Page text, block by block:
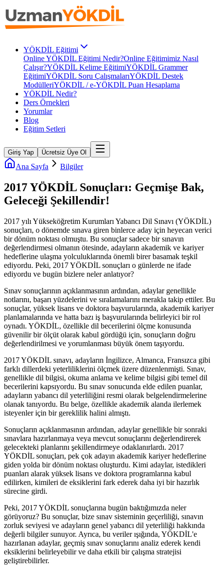
YÖKDİL Eğitimi
Online YÖKDİL Eğitimi Nedir?Online Eğitimimiz Nasıl
Çalışır?YÖKDİL Kelime EğitimiYÖKDİL Grammer
EğitimiYÖKDİL Soru ÇalışmalarıYÖKDİL Destek
ModülleriYÖKDİL / e-YÖKDİL Puan Hesaplama
YÖKDİL Nedir?
Ders Örnekleri
Yorumlar
Blog
Eğitim Setleri
Giriş Yap Ücretsiz Üye Ol
Ana Sayfa Bilgiler
2017 YÖKDİL Sonuçları: Geçmişe Bak,
Geleceği Şekillendir!
2017 yılı Yükseköğretim Kurumları Yabancı Dil Sınavı (YÖKDİL)
sonuçları, o dönemde sınava giren binlerce aday için heyecan verici
bir dönüm noktası olmuştu. Bu sonuçlar sadece bir sınavın
değerlendirmesi olmanın ötesinde, adayların akademik ve kariyer
hedeflerine ulaşma yolculuklarında önemli birer basamak teşkil
ediyordu. Peki, 2017 YÖKDİL sonuçları o günlerde ne ifade
ediyordu ve bugün bizlere neler anlatıyor?
Sınav sonuçlarının açıklanmasının ardından, adaylar genellikle
notlarını, başarı yüzdelerini ve sıralamalarını merakla takip ettiler. Bu
sonuçlar, yüksek lisans ve doktora başvurularında, akademik kariyer
planlamalarında ve hatta bazı iş başvurularında belirleyici bir rol
oynadı. YÖKDİL, özellikle dil becerilerini ölçme konusunda
güvenilir bir ölçüt olarak kabul gördüğü için, sonuçların doğru
değerlendirilmesi ve yorumlanması büyük önem taşıyordu.
2017 YÖKDİL sınavı, adayların İngilizce, Almanca, Fransızca gibi
farklı dillerdeki yeterliliklerini ölçmek üzere düzenlenmişti. Sınav,
genellikle dil bilgisi, okuma anlama ve kelime bilgisi gibi temel dil
becerilerini kapsıyordu. Bu sınav sonucunda elde edilen puanlar,
adayların yabancı dil yeterliliğini resmi olarak belgelendirmelerine
olanak tanıyordu. Bu belge, özellikle akademik alanda ilerlemek
isteyenler için bir gereklilik halini almıştı.
Sonuçların açıklanmasının ardından, adaylar genellikle bir sonraki
sınavlara hazırlanmaya veya mevcut sonuçlarını değerlendirerek
gelecekteki planlarını şekillendirmeye odaklanırlardı. 2017
YÖKDİL sonuçları, pek çok adayın akademik kariyer hedeflerine
giden yolda bir dönüm noktası oluşturdu. Kimi adaylar, istedikleri
puanları alarak yüksek lisans ve doktora programlarına kabul
edilirken, kimileri de eksiklerini fark ederek daha iyi bir hazırlık
sürecine girdi.
Peki, 2017 YÖKDİL sonuçlarına bugün baktığımızda neler
görüyoruz? Bu sonuçlar, bize sınav sisteminin geçerliliği, sınavın
zorluk seviyesi ve adayların genel yabancı dil yeterliliği hakkında
değerli bilgiler sunuyor. Ayrıca, bu veriler ışığında, YÖKDİL'e
hazırlanan adaylar, geçmiş sınav sonuçlarını analiz ederek kendi
eksiklerini belirleyebilir ve daha etkili bir çalışma stratejisi
geliştirebilirler.